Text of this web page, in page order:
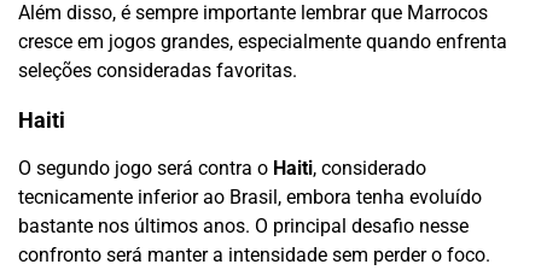
Além disso, é sempre importante lembrar que Marrocos
cresce em jogos grandes, especialmente quando enfrenta
seleções consideradas favoritas.
Haiti
O segundo jogo será contra o Haiti, considerado
tecnicamente inferior ao Brasil, embora tenha evoluído
bastante nos últimos anos. O principal desafio nesse
confronto será manter a intensidade sem perder o foco.